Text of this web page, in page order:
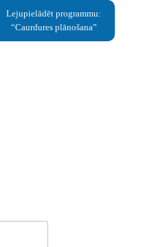
Lejupielādēt programmu:
“Caurdures plānošana”